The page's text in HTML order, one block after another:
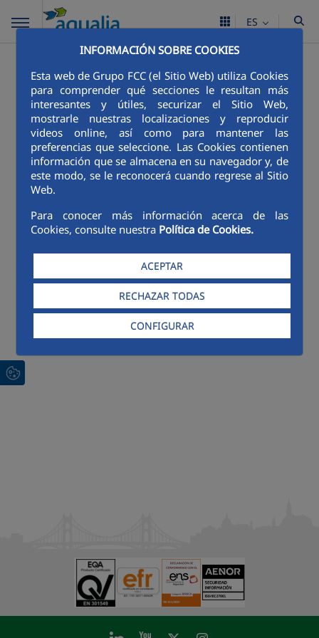
INFORMACIÓN SOBRE COOKIES
Esta web de Grupo FCC (el Sitio Web) utiliza Cookies
para comprender qué secciones le resultan más
interesantes y útiles, securizar el Sitio Web,
mostrarle nuestras localizaciones y reproducir
videos online, así como para mantener las
preferencias que seleccione. Las Cookies contienen
información que se almacena en su navegador y, de
este modo, se le reconocerá cuando regrese al Sitio
Web.
Para conocer más información acerca de las
Cookies, consulte nuestra Política de Cookies.
ACEPTAR
RECHAZAR TODAS
CONFIGURAR
ES